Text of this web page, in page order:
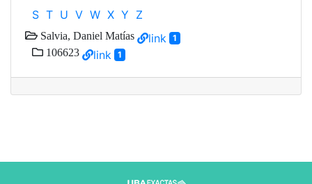
S T U V W X Y Z
Salvia, Daniel Matías link 1
106623 link 1